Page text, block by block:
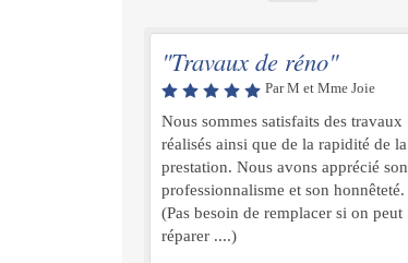
"Travaux de réno"
Par M et Mme Joie
Nous sommes satisfaits des travaux
réalisés ainsi que de la rapidité de la
prestation. Nous avons apprécié son
professionnalisme et son honnêteté.
(Pas besoin de remplacer si on peut
réparer ....)